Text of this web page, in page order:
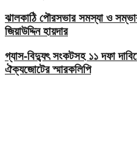
ঝালকাঠি পৌরসভার সমস্যা ও
জিয়াউদ্দিন হায়দার
গ্যাস-বিদ্যুৎ সংকটসহ ১১ দফা
ঐক্যজোটের স্মারকলিপি